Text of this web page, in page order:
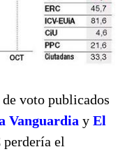
voto publicados
Vanguardia y El
perdería el